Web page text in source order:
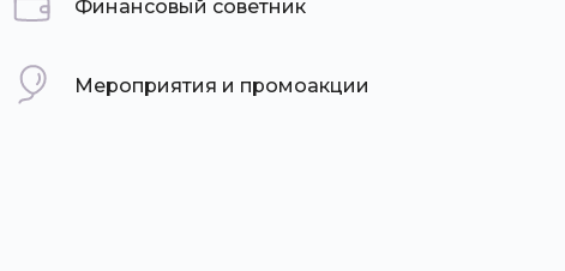
Финансовый советник
Мероприятия и промоакции